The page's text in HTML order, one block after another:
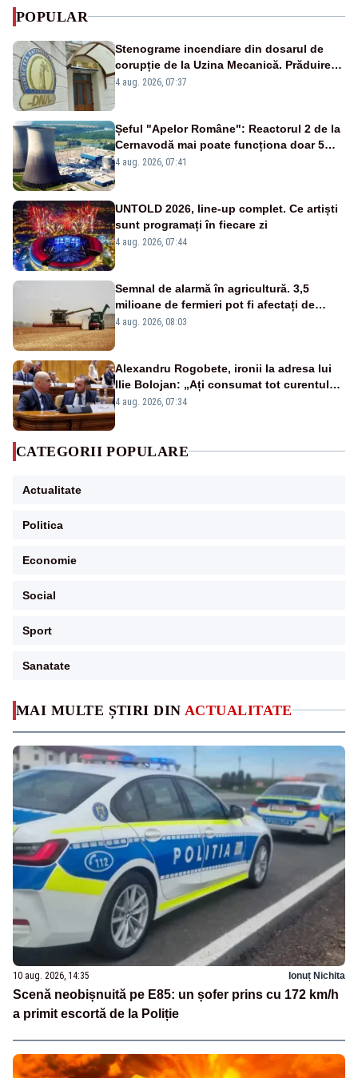
MAI MULTE ȘTIRI DIN ACTUALITATE
10 aug. 2026, 14:35 Ionuț Nichita
Scenă neobișnuită pe E85: un șofer prins cu 172 km/h
a primit escortă de la Poliție
POPULAR
Stenograme incendiare din dosarul de
corupție de la Uzina Mecanică. Prăduirea
banilor din programul SAFE, interceptată
4 aug. 2026, 07:37
Șeful "Apelor Române": Reactorul 2 de la
Cernavodă mai poate funcționa doar 5
zile
4 aug. 2026, 07:41
UNTOLD 2026, line-up complet. Ce artiști
sunt programați în fiecare zi
4 aug. 2026, 07:44
Semnal de alarmă în agricultură. 3,5
milioane de fermieri pot fi afectați de
strategia pentru conservarea
4 aug. 2026, 08:03
Alexandru Rogobete, ironii la adresa lui
Ilie Bolojan: „Ați consumat tot curentul
urmărind șobolani imaginari”
4 aug. 2026, 07:34
CATEGORII POPULARE
Actualitate
Politica
Economie
Social
Sport
Sanatate